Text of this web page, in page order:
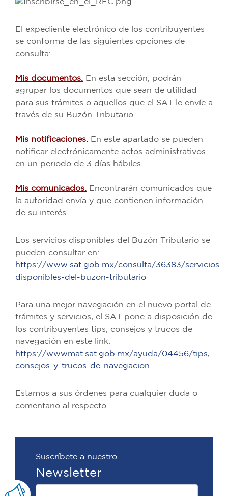
El expediente electrónico de los contribuyentes
se conforma de las siguientes opciones de
consulta:
Mis documentos. En esta sección, podrán
agrupar los documentos que sean de utilidad
para sus trámites o aquellos que el SAT le envíe a
través de su Buzón Tributario.
Mis notificaciones. En este apartado se pueden
notificar electrónicamente actos administrativos
en un periodo de 3 días hábiles.
Mis comunicados. Encontrarán comunicados que
la autoridad envía y que contienen información
de su interés.
Los servicios disponibles del Buzón Tributario se
pueden consultar en:
https://www.sat.gob.mx/consulta/36383/servicios-
disponibles-del-buzon-tributario
Para una mejor navegación en el nuevo portal de
trámites y servicios, el SAT pone a disposición de
los contribuyentes tips, consejos y trucos de
navegación en este link:
https://wwwmat.sat.gob.mx/ayuda/04456/tips,-
consejos-y-trucos-de-navegacion
Estamos a sus órdenes para cualquier duda o
comentario al respecto.
Suscríbete a nuestro
Newsletter